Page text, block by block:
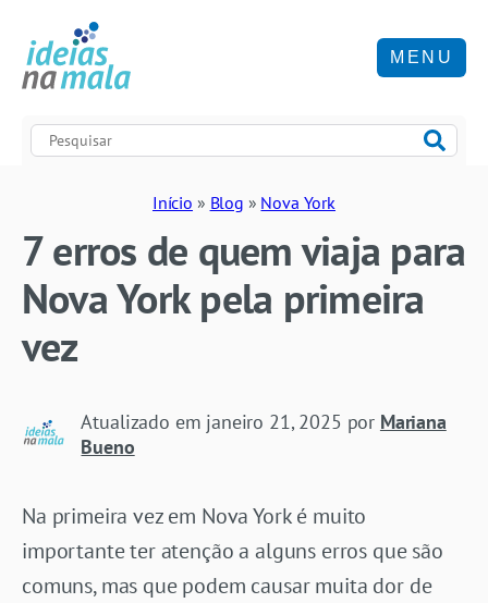
MENU
Início » Blog » Nova York
7 erros de quem viaja para
Nova York pela primeira
vez
Atualizado em janeiro 21, 2025 por Mariana
Bueno
Na primeira vez em Nova York é muito
importante ter atenção a alguns erros que são
comuns, mas que podem causar muita dor de